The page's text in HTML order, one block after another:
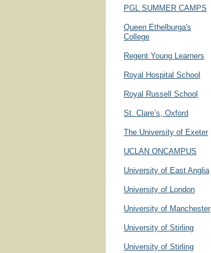
PGL SUMMER CAMPS
Queen Ethelburga's
College
Regent Young Learners
Royal Hospital School
Royal Russell School
St. Clare’s, Oxford
The University of Exeter
UCLAN ONCAMPUS
University of East Anglia
University of London
University of Manchester
University of Stirling
University of Stirling